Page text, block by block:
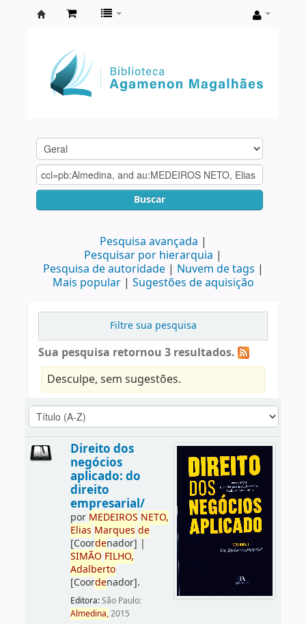
Agamenon
Magalhães
Buscar
Pesquisa avançada
Pesquisar por hierarquia
Pesquisa de autoridade
Nuvem de tags
Mais popular
Sugestões de aquisição
Filtre sua pesquisa
Sua pesquisa retornou 3 resultados.
Desculpe, sem sugestões.
Direito dos
negócios
aplicado: do
direito
empresarial/
por MEDEIROS NETO,
Elias Marques de
[Coordenador] |
SIMÃO FILHO,
Adalberto
[Coordenador].
Editora:São Paulo:
Almedina,2015